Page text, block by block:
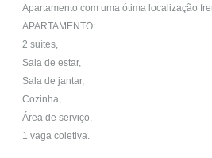
Apartamento com uma ótima localização
APARTAMENTO:
2 suítes,
Sala de estar,
Sala de jantar,
Cozinha,
Área de serviço,
1 vaga coletiva.